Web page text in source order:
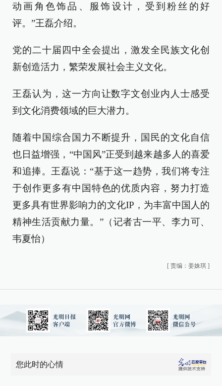
动画角色饰品、服饰设计，受到粉丝的好
评。”王磊介绍。
党的二十届四中全会提出，激发全民族文化创
新创造活力，繁荣发展社会主义文化。
王磊认为，这一方向让数字文创业内人士感受
到文化消费领域的巨大潜力。
随着中国综合国力不断提升，国民的文化自信
也日益增强，“中国风”正受到越来越多人的喜爱
和追捧。王磊说：“基于这一趋势，我们将专注
于创作更多有中国特色的优质内容，努力打造
更多具有世界影响力的文化IP，为丰富中国人的
精神生活贡献力量。”（记者古一平、李力可、
韦夏怡）
[ 责编：姜姝琪 ]
您此时的心情